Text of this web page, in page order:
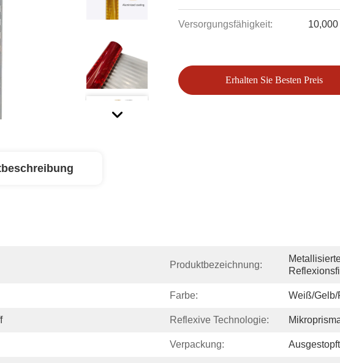
Versorgungsfähigkeit:
Erhalten Sie Besten Preis
Produktbezeichnung:
Farbe: Weiß/Gelb/
Reflexive Technologie:
Verpackung: Ausgestopft